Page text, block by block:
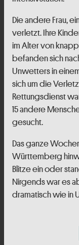
Die andere Frau,
verletzt. Ihre
im Alter von knapp
befanden sich
Unwetters in
sich um die
Rettungsdienst
15 andere
gesucht.
Das ganze
Württemberg
Blitze ein oder
Nirgends war es
dramatisch wie in